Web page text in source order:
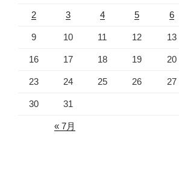
2 3 4 5 6
9 10 11 12 13
16 17 18 19 20
23 24 25 26 27
30 31
« 7月